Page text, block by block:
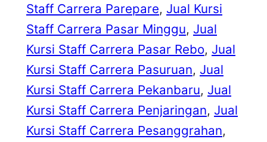
Staff Carrera Parepare, Jual Kursi
Staff Carrera Pasar Minggu, Jual
Kursi Staff Carrera Pasar Rebo, Jual
Kursi Staff Carrera Pasuruan, Jual
Kursi Staff Carrera Pekanbaru, Jual
Kursi Staff Carrera Penjaringan, Jual
Kursi Staff Carrera Pesanggrahan